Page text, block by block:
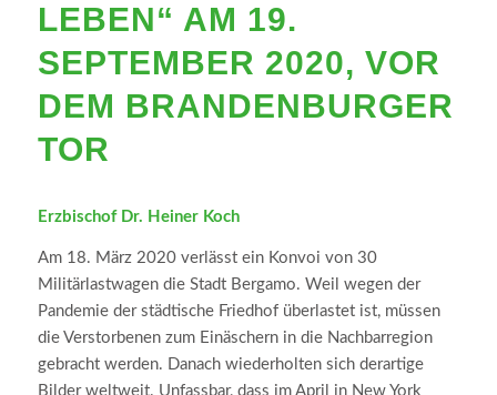
LEBEN“ AM 19.
SEPTEMBER 2020, VOR
DEM BRANDENBURGER
TOR
Erzbischof Dr. Heiner Koch
Am 18. März 2020 verlässt ein Konvoi von 30
Militärlastwagen die Stadt Bergamo. Weil wegen der
Pandemie der städtische Friedhof überlastet ist, müssen
die Verstorbenen zum Einäschern in die Nachbarregion
gebracht werden. Danach wiederholten sich derartige
Bilder weltweit. Unfassbar, dass im April in New York